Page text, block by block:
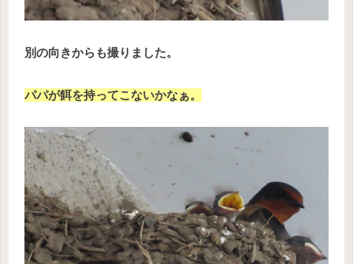
別の向きからも撮りました。
パパが餌を持ってこないかなぁ。